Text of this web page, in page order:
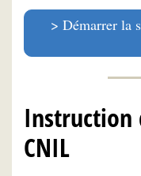
Démarrer la
Instruction
CNIL